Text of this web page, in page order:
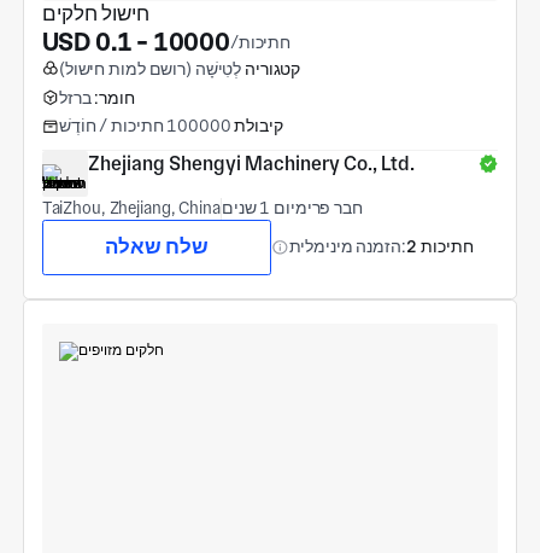
חישול חלקים
USD 0.1 - 10000 /חתיכות
קטגוריה לְטִישָׁה (רושם למות חישול)
חומר: ברזל
קיבולת 100000 חתיכות / חוֹדֶשׁ
Zhejiang Shengyi Machinery Co., Ltd.
TaiZhou, Zhejiang, China חבר פרימיום 1 שנים
שלח שאלה הזמנה מינימלית: 2 חתיכות